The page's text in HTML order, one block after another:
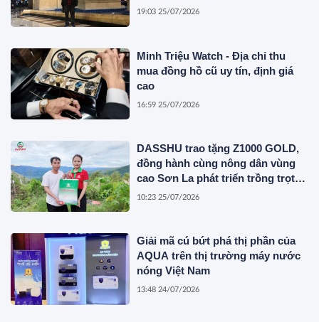
19:03 25/07/2026
Minh Triệu Watch - Địa chỉ thu
mua đồng hồ cũ uy tín, định giá
cao
16:59 25/07/2026
DASSHU trao tặng Z1000 GOLD,
đồng hành cùng nông dân vùng
cao Sơn La phát triển trồng trọt
bền vững
10:23 25/07/2026
Giải mã cú bứt phá thị phần của
AQUA trên thị trường máy nước
nóng Việt Nam
13:48 24/07/2026